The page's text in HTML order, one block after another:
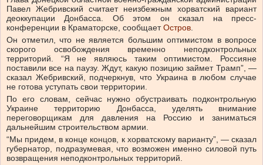
Павел Жебривский считает неизбежным хорватский вариант
деоккупации Донбасса. Об этом он сказал на пресс-
конференции в Краматорске, сообщаетОстров.
Он отметил, что не является большим оптимистом в вопросе
скорого освобождения временно неподконтрольных
территорий. “Я не являюсь таким оптимистом. Россияне
поставили все на паузу. Ждут, какую позицию займет Трамп”, —
сказал Жебривский, подчеркнув, что Украина в любом случае
не готова уступать свои территории.
По его словам, сейчас нужно обустраивать подконтрольную
Украине территорию Донбасса, уделять внимание
переговорщикам для давления на Россию и заниматься
дальнейшим строительством армии.
“Мы придем, в конце концов, к хорватскому варианту”, — сказал
губернатор, подразумевая, что возможен именно силовой путь
возвращения неподконтрольных территорий.